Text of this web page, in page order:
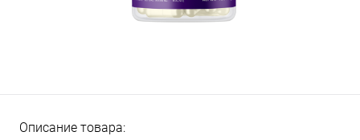
Описание товара: